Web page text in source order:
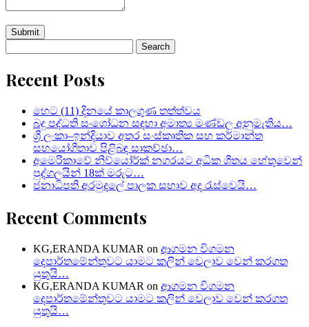
for:
Recent Posts
හෙට (11) දිනයේ කාලගුණ තත්ත්වය
බදු පද්ධති සංශෝධන සඳහා අමාත්‍ය මණ්ඩල අනුමැතිය…
ශ්‍රී ලංකා–ඉන්දියාව අතර සංස්කෘතික සහ කර්මාන්ත
සහයෝගීතාව පිළිබඳ සාකච්ඡා…
අමෙරිකාවේ නිව්යෝර්ක් නගරයට අධික ශීතය හේතුවෙන්
පුද්ගලයින් 18ක් මරුට…
ජනාධිපති අරමුදලේ පාලක සභාව අද රැස්වෙයි…
Recent Comments
KG,ERANDA KUMAR on ආගමන විගමන
දෙපාර්තමේන්තුවට යාමට කලින් වෙලාව වෙන් කරගත
යුතුයි…
KG,ERANDA KUMAR on ආගමන විගමන
දෙපාර්තමේන්තුවට යාමට කලින් වෙලාව වෙන් කරගත
යුතුයි…